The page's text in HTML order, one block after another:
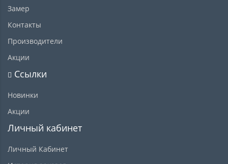
Замер
Контакты
Производители
Акции
Ссылки
Новинки
Акции
Личный кабинет
Личный Кабинет